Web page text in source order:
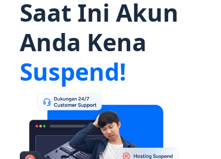
Saat Ini Akun
Anda Kena
Suspend!